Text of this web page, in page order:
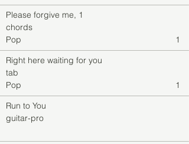
Please forgive me, 1
chords
Pop
1
Right here waiting for you
tab
Pop
1
Run to You
guitar-pro